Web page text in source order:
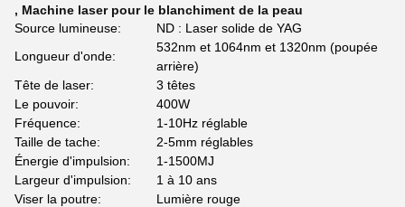
, Machine laser pour le blanchiment de la peau
Source lumineuse:
ND : Laser solide de YAG
Longueur d'onde:
532nm et 1064nm et 1320nm (poupée
arrière)
Tête de laser:
3 têtes
Le pouvoir:
400W
Fréquence:
1-10Hz réglable
Taille de tache:
2-5mm réglables
Énergie d'impulsion:
1-1500MJ
Largeur d'impulsion:
1 à 10 ans
Viser la poutre:
Lumière rouge